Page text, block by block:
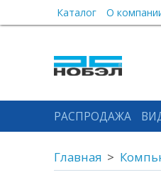
Каталог О
РАСПРОДАЖА
Главная